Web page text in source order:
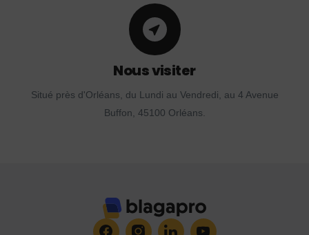
Nous visiter
Situé près d'Orléans, du Lundi au Vendredi, au 4 Avenue
Buffon, 45100 Orléans.